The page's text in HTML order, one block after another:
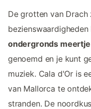
De grotten van
ondergronds
genoemd en je kunt
muziek. Cala d'Or is
van Mallorca te
stranden. De